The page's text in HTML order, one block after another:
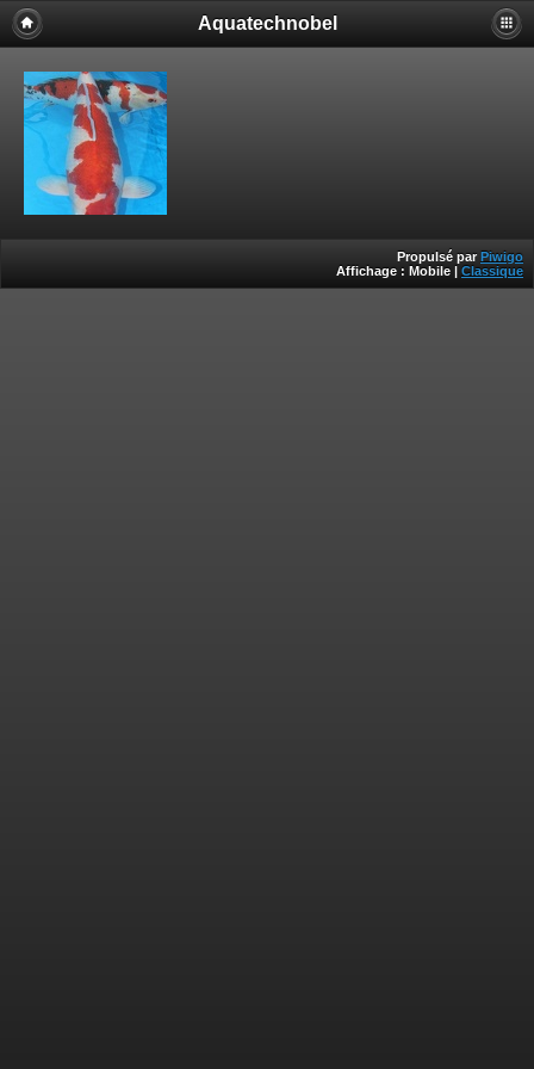
Aquatechnobel
Propulsé par Piwigo
Affichage : Mobile | Classique